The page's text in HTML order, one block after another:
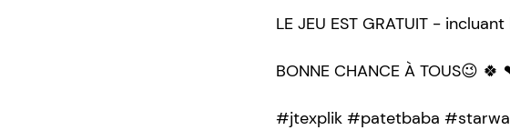
LE JEU EST GRATUIT -
BONNE CHANCE À TOUS😉 🍀
#jtexplik #patetbaba